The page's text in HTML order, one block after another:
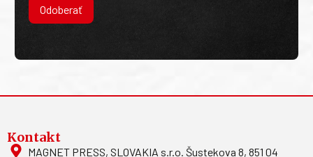
Odoberať
Kontakt
MAGNET PRESS, SLOVAKIA s.r.o. Šustekova 8, 851 04